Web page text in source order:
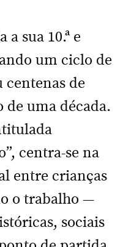
a sua 10.ª e
um ciclo de
centenas de
de uma década.
centra-se na
entre crianças
o trabalho —
sociais